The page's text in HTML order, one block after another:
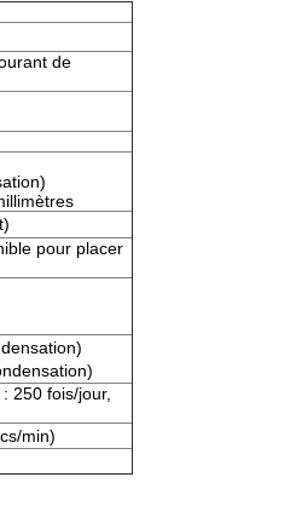
de
pour placer
250 fois/jour,
min)